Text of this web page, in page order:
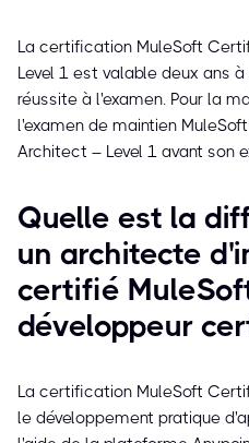
La certification MuleSoft
Level 1 est valable deux ans
réussite à l'examen. Pour la
l'examen de maintien
Architect – Level 1 avant son
Quelle est la
un architecte
certifié
développeur
La certification MuleSoft
le développement pratique